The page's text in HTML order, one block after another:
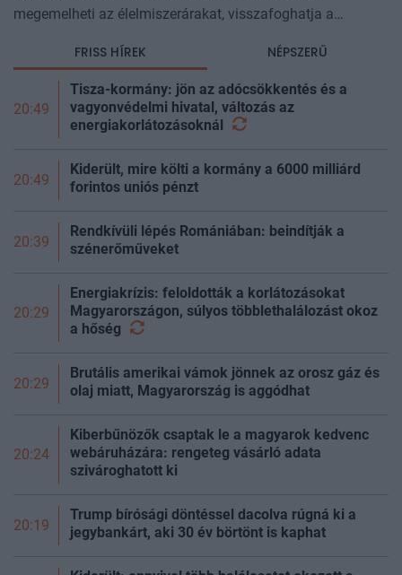
megemelheti az élelmiszerárakat, visszafoghatja a
még az állam finanszírozását is m
FRISS HÍREK NÉPSZERŰ
20:49
Tisza-kormány: jön az adócsökkentés és a
vagyonvédelmi hivatal, változás az
energiakorlátozásoknál
20:49
Kiderült, mire költi a kormány a 6000 milliárd
forintos uniós pénzt
20:39
Rendkívüli lépés Romániában: beindítják a
szénerőműveket
20:29
Energiakrízis: feloldották a korlátozásokat
Magyarországon, súlyos többlethalálozást okoz
a hőség
20:29
Brutális amerikai vámok jönnek az orosz gáz és
olaj miatt, Magyarország is aggódhat
20:24
Kiberbűnözők csaptak le a magyarok kedvenc
webáruházára: rengeteg vásárló adata
szivároghatott ki
20:19
Trump bírósági döntéssel dacolva rúgná ki a
jegybankárt, aki 30 év börtönt is kaphat